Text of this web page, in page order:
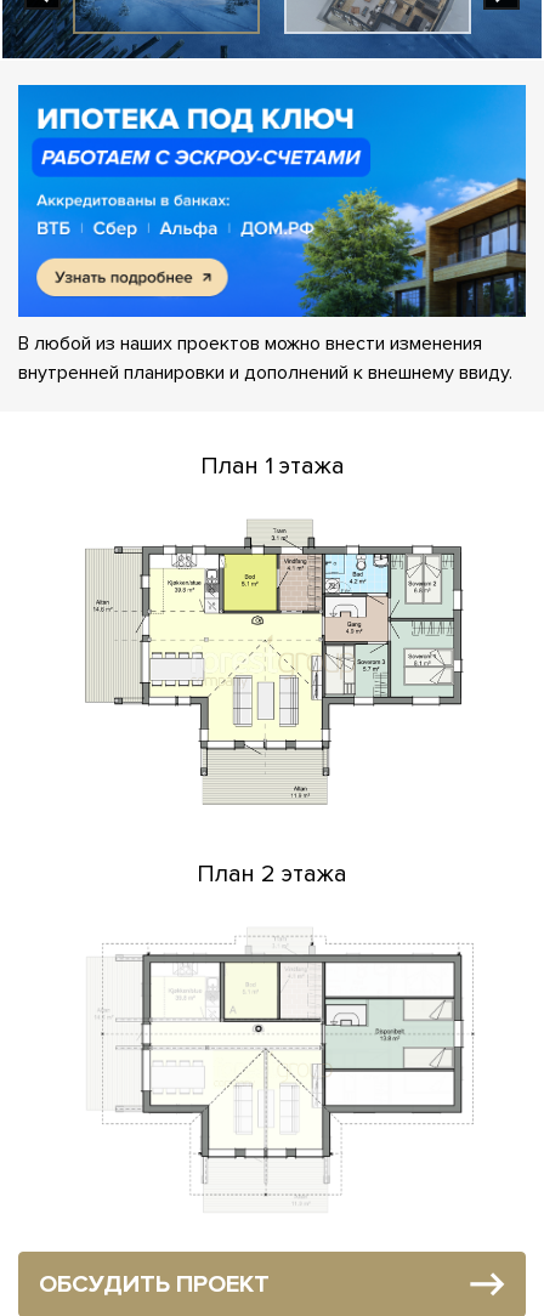
В любой из наших проектов можно внести изменения
внутренней планировки и дополнений к внешнему ввиду.
План 1 этажа
План 2 этажа
ОБСУДИТЬ ПРОЕКТ